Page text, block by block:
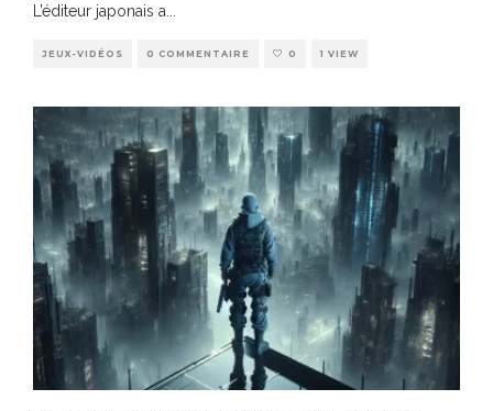
L’éditeur japonais a
JEUX-VIDÉOS 0 COMMENTAIRE 0 1 VIEW